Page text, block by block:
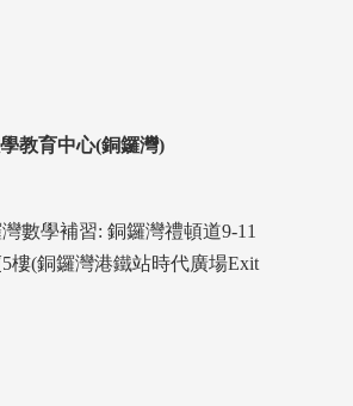
教育中心(銅鑼灣)
數學補習: 銅鑼灣禮頓道9-11
樓(銅鑼灣港鐵站時代廣場Exit